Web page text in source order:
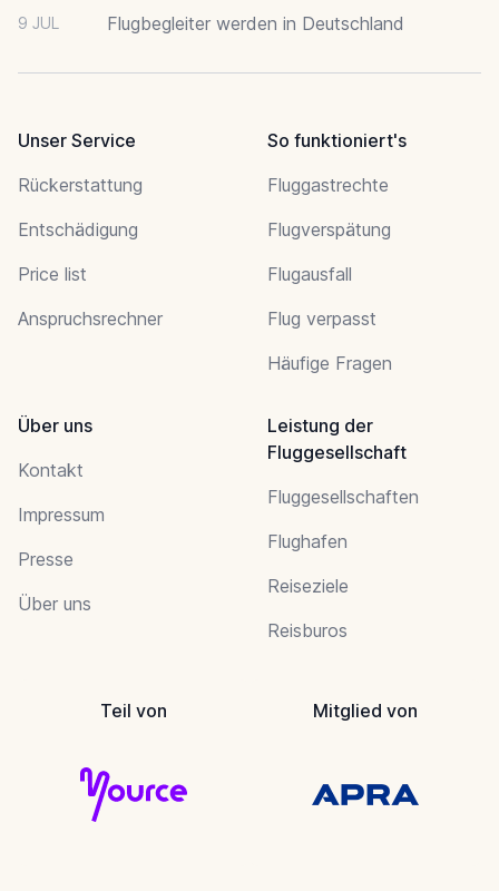
9 JUL Flugbegleiter werden in Deutschland
Unser Service
Rückerstattung
Entschädigung
Price list
Anspruchsrechner
So funktioniert's
Fluggastrechte
Flugverspätung
Flugausfall
Flug verpasst
Häufige Fragen
Über uns
Kontakt
Impressum
Presse
Über uns
Leistung der
Fluggesellschaft
Fluggesellschaften
Flughafen
Reiseziele
Reisburos
Teil von Mitglied von